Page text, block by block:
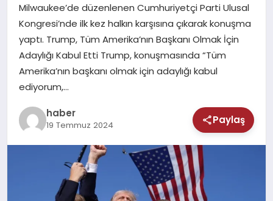
TEKNOLOJI
Milwaukee’de düzenlenen Cumhuriyetçi Parti Ulusal
Kongresi’nde ilk kez halkın karşısına çıkarak konuşma
yaptı. Trump, Tüm Amerika’nın Başkanı Olmak İçin
Adaylığı Kabul Etti Trump, konuşmasında “Tüm
Amerika’nın başkanı olmak için adaylığı kabul
ediyorum,…
haber
19 Temmuz 2024 Paylaş